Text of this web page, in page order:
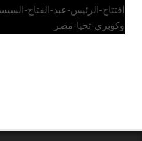
افتتاح-الرئيس-عبد-الفتاح-
وكوبري-تحيا-مصر